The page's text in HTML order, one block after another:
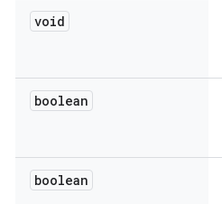
void
boolean
boolean